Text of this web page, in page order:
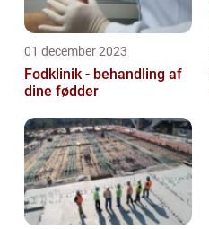
01 december 2023
Fodklinik - behandling af
dine fødder